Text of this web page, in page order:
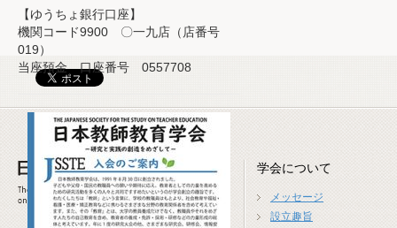
【ゆうちょ銀行口座】
機関コード9900 〇一九店（店番号
019）
当座預金 口座番号 0557708
学会について
メッセージ
設立趣旨